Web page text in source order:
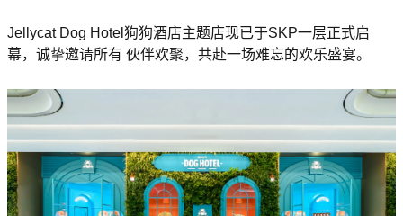
Jellycat Dog Hotel狗狗酒店主题店现已于SKP一层正式启
幕，诚挚邀请所有 伙伴欢聚，共赴一场难忘的欢乐盛宴。